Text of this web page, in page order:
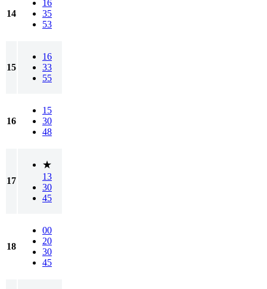
14
16
35
53
15
16
33
55
16
15
30
48
17
★
13
30
45
18
00
20
30
45